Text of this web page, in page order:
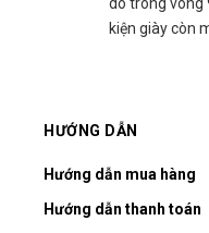
kiện giày còn
HƯỚNG DẪN
Hướng dẫn mua hàng
Hướng dẫn thanh toán